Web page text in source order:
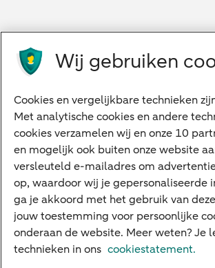
Wij gebruiken
Cookies en vergelijkbare technieken
Met analytische cookies en andere
cookies verzamelen wij en onze 10
en mogelijk ook buiten onze website
versleuteld e-mailadres om
op, waardoor wij je gepersonaliseerde
ga je akkoord met het gebruik van
jouw toestemming voor persoonlijke
onderaan de website. Meer weten? Je
technieken in ons cookiestatement.